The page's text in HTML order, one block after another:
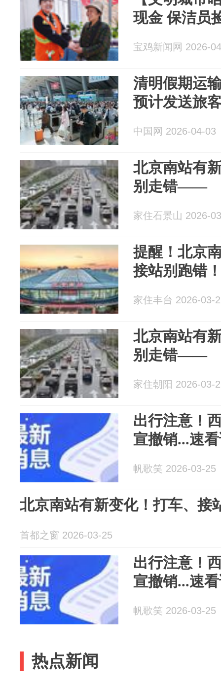
现金 保洁员
宝鸡新闻网 2026-
清明假期运
预计发送旅
中国网 2026-04-03
北京南站有
别走错——
家住石景山 2026-
提醒！北京
接站别跑错
家住丰台 2026-03-
北京南站有
别走错——
家住朝阳 2026-03-
出行注意！
宣撤销...速
帆歌笑 2026-03-25
北京南站有新变化！打车、接
首都之窗 2026-03-25
出行注意！
宣撤销...速
帆歌笑 2026-03-25
热点新闻